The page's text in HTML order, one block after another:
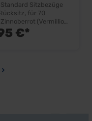
Sitzbezüge
für 70
dem Original
€*